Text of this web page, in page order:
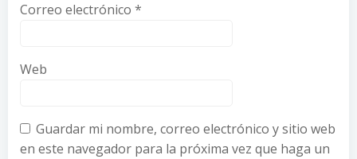
Correo electrónico *
Web
Guardar mi nombre, correo electrónico y sitio web
en este navegador para la próxima vez que haga un